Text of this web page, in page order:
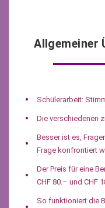
Allgemeiner
Schülerarbeit:
Die verschiedenen
Besser ist es,
Frage konfrontiert
Der Preis für eine
CHF 80.– und CHF
So funktioniert die